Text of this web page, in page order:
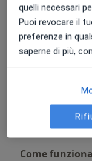
250 € Dettagli
Consulenza online
250 € Dettagli
Elettromiografia
Dettagli
Come
quelli necessari
Puoi revocare il
preferenze in
saperne di più,